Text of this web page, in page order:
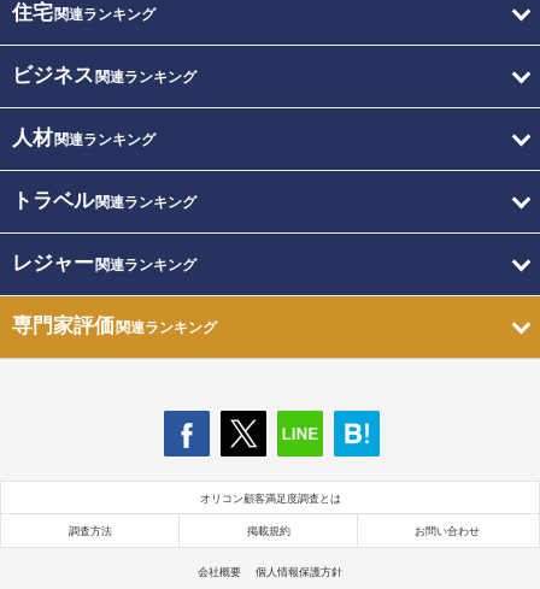
住宅関連ランキング
ビジネス 関連ランキング
人材関連ランキング
トラベル関連ランキング
レジャー関連ランキング
専門家評価関連ランキング
オリコン顧客満足度調査とは
調査方法 掲載規約 お問い合わせ
会社概要 個人情報保護方針